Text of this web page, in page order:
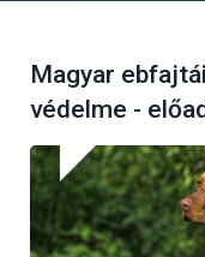
Magyar
védelme -